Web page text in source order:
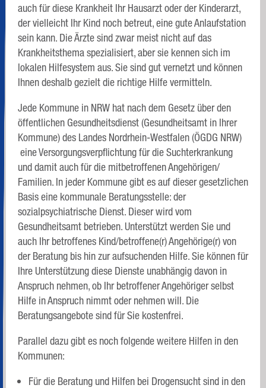
auch für diese Krankheit Ihr Hausarzt oder der Kinderarzt,
der vielleicht Ihr Kind noch betreut, eine gute Anlaufstation
sein kann. Die Ärzte sind zwar meist nicht auf das
Krankheitsthema spezialisiert, aber sie kennen sich im
lokalen Hilfesystem aus. Sie sind gut vernetzt und können
Ihnen deshalb gezielt die richtige Hilfe vermitteln.
Jede Kommune in NRW hat nach dem Gesetz über den
öffentlichen Gesundheitsdienst (Gesundheitsamt in Ihrer
Kommune) des Landes Nordrhein-Westfalen (ÖGDG NRW)
eine Versorgungsverpflichtung für die Suchterkrankung
und damit auch für die mitbetroffenen Angehörigen/
Familien. In jeder Kommune gibt es auf dieser gesetzlichen
Basis eine kommunale Beratungsstelle: der
sozialpsychiatrische Dienst. Dieser wird vom
Gesundheitsamt betrieben. Unterstützt werden Sie und
auch Ihr betroffenes Kind/betroffene(r) Angehörige(r) von
der Beratung bis hin zur aufsuchenden Hilfe. Sie können für
Ihre Unterstützung diese Dienste unabhängig davon in
Anspruch nehmen, ob Ihr betroffener Angehöriger selbst
Hilfe in Anspruch nimmt oder nehmen will. Die
Beratungsangebote sind für Sie kostenfrei.
Parallel dazu gibt es noch folgende weitere Hilfen in den
Kommunen:
Für die Beratung und Hilfen bei Drogensucht sind in den